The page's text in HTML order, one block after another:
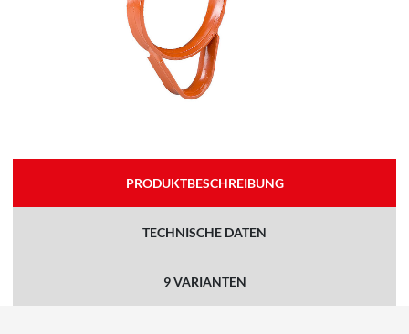
PRODUKTBESCHREIBUNG
TECHNISCHE DATEN
9 VARIANTEN